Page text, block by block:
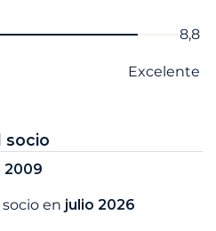
8,8
Excelente
socio
2009
en julio 2026